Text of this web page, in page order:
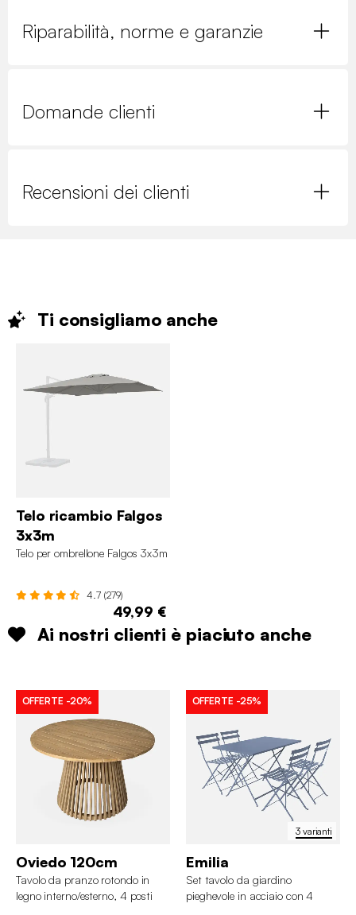
Riparabilità, norme e garanzie
Domande clienti
Recensioni dei clienti
Ti consigliamo anche
Telo ricambio Falgos
3x3m
Telo per ombrellone Falgos 3x3m
4.7 (279)
49,99 €
Ai nostri clienti è piaciuto anche
OFFERTE -20%
Oviedo 120cm
Tavolo da pranzo rotondo in
legno interno/esterno, 4 posti
3 varianti
OFFERTE -25%
Emilia
Set tavolo da giardino
pieghevole in acciaio con 4